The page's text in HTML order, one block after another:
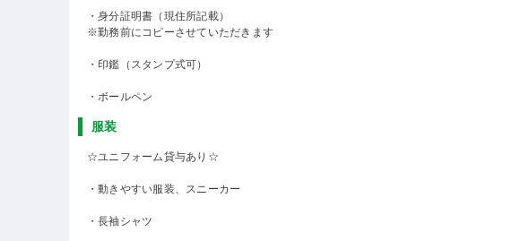
・身分証明書（現住所記載）
※勤務前にコピーさせていただきます
・印鑑（スタンプ式可）
・ボールペン
服装
☆ユニフォーム貸与あり☆
・動きやすい服装、スニーカー
・長袖シャツ